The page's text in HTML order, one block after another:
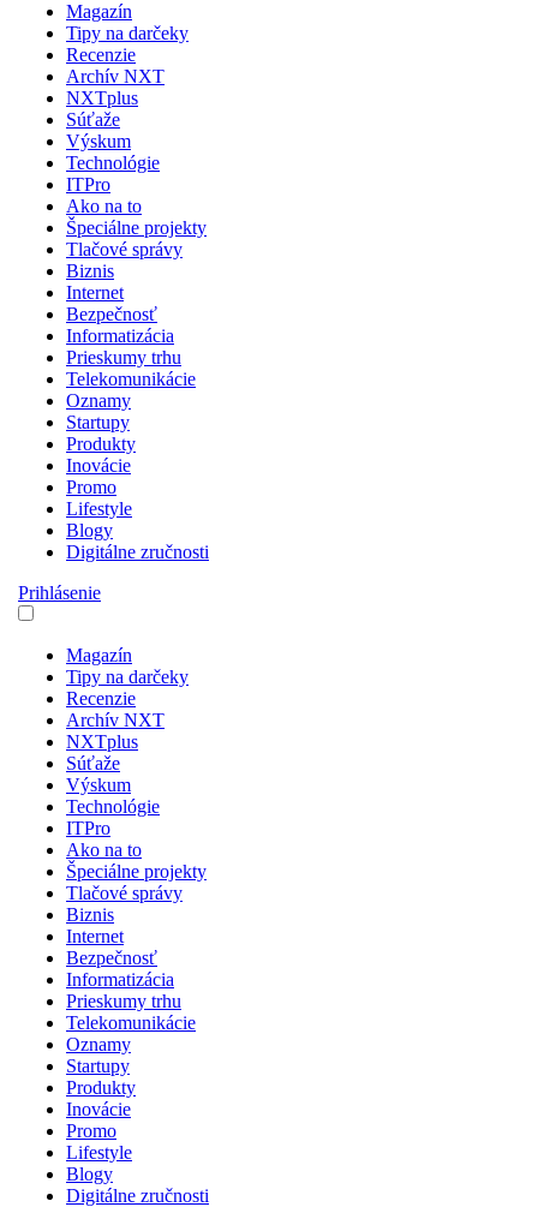
Magazín
Tipy na darčeky
Recenzie
Archív NXT
NXTplus
Súťaže
Výskum
Technológie
ITPro
Ako na to
Špeciálne projekty
Tlačové správy
Biznis
Internet
Bezpečnosť
Informatizácia
Prieskumy trhu
Telekomunikácie
Oznamy
Startupy
Produkty
Inovácie
Promo
Lifestyle
Blogy
Digitálne zručnosti
Prihlásenie
Magazín
Tipy na darčeky
Recenzie
Archív NXT
NXTplus
Súťaže
Výskum
Technológie
ITPro
Ako na to
Špeciálne projekty
Tlačové správy
Biznis
Internet
Bezpečnosť
Informatizácia
Prieskumy trhu
Telekomunikácie
Oznamy
Startupy
Produkty
Inovácie
Promo
Lifestyle
Blogy
Digitálne zručnosti